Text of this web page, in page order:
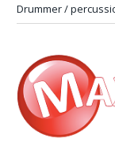
Drummer /